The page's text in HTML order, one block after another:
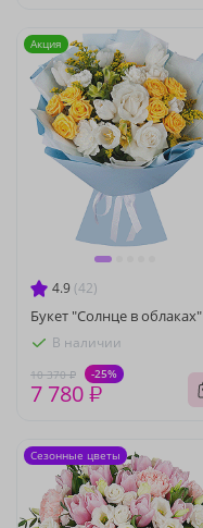
4.9 (42)
Букет "Солнце в облаках"
В наличии
10 370 ₽ -25%
7 780 ₽
Акция
Сезонные цветы